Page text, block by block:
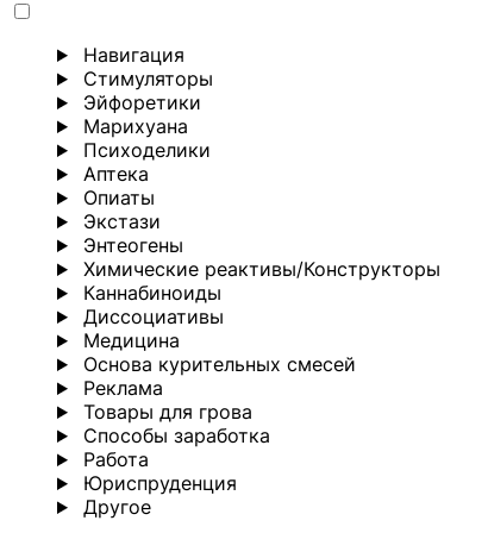
Навигация
Стимуляторы
Эйфоретики
Марихуана
Психоделики
Аптека
Опиаты
Экстази
Энтеогены
Химические реактивы/Конструкторы
Каннабиноиды
Диссоциативы
Медицина
Основа курительных смесей
Реклама
Товары для грова
Способы заработка
Работа
Юриспруденция
Другoе